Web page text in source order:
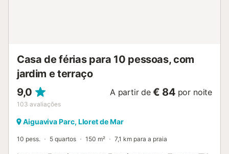
Casa de férias para 10 pessoas, com
jardim e terraço
9,0
103 avaliações
A partir de € 84 por noite
Aiguaviva Parc, Lloret de Mar
10 pess. 5 quartos 150 m² 7,1 km para a praia